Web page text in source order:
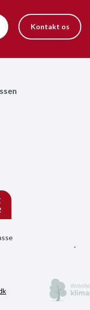
Kontakt os